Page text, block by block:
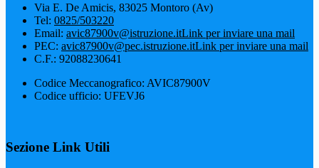
Via E. De Amicis, 83025 Montoro (Av)
Tel: 0825/503220
Email: avic87900v@istruzione.itLink per inviare una mail
PEC: avic87900v@pec.istruzione.itLink per inviare una mail
C.F.: 92088230641
Codice Meccanografico: AVIC87900V
Codice ufficio: UFEVJ6
Sezione Link Utili